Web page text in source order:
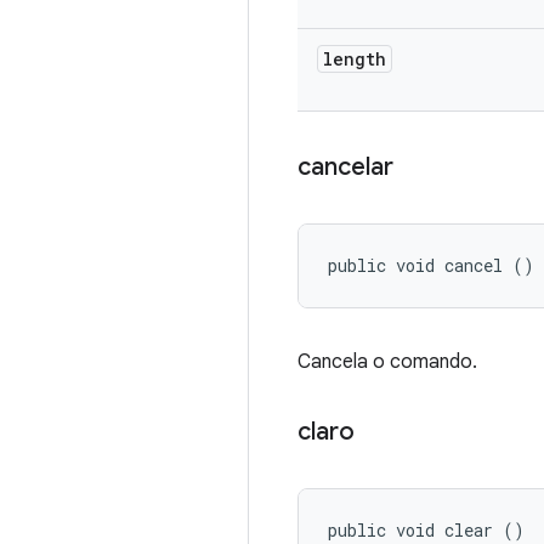
length
cancelar
public void cancel ()
Cancela o comando.
claro
public void clear ()